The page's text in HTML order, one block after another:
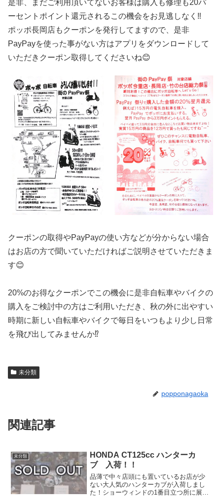
是非、まだご利用頂いてないお客様は購入も修理も20パ
ーセントポイント還元されるこの機会をお見逃しなく‼️
ポッポ長岡店もクーポンを発行してますので、是非
PayPayを使った事がない方はアプリをダウンロードして
いただきクーポン取得してくださいね😊
クーポンの取得やPayPayの使い方などが分からない場合
はお店の方で聞いていただければご説明させていただきま
す😊
20%のお得なクーポンでこの機会に是非自転車やバイクの
購入をご検討中の方はご利用いただき、秋の外に出やすい
時期に新しい自転車やバイクで毎日をいつもより少し日常
を飛び出してみませんか⁉️
未分類
popponagaoka
関連記事
未分類
HONDA CT125cc ハンターカ
ブ 入荷！！
品薄で中々店頭にも置いているお店が少
ない大人気のハンターカブが入荷しまし
た！ショーウィンドの1番目立つ所に展示